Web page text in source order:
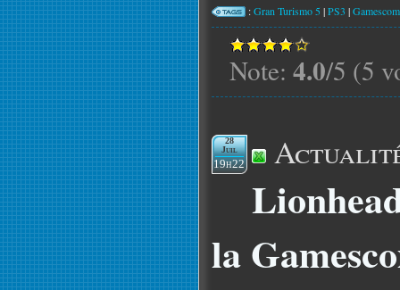
:Gran Turismo 5 |PS3 |Gamescom
Note: 4.0/5 (5
28
Juil
19h22
la